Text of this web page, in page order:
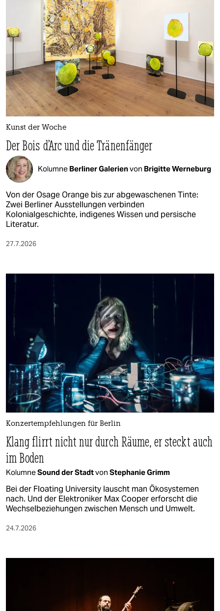
Kunst der Woche
Der Bois d’Arc und die Tränenfänger
Kolumne Berliner Galerienvon Brigitte Werneburg
Von der Osage Orange bis zur abgewaschenen Tinte:
Zwei Berliner Ausstellungen verbinden
Kolonialgeschichte, indigenes Wissen und persische
Literatur.
27.7.2026
Konzertempfehlungen für Berlin
Klang flirrt nicht nur durch Räume, er steckt auch
im Boden
KolumneSound der Stadtvon Stephanie Grimm
Bei der Floating University lauscht man Ökosystemen
nach. Und der Elektroniker Max Cooper erforscht die
Wechselbeziehungen zwischen Mensch und Umwelt.
24.7.2026